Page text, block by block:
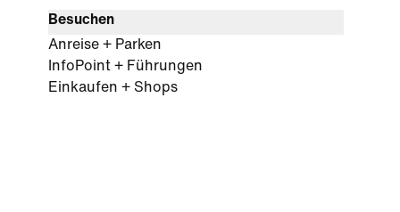
Besuchen
Anreise + Parken
InfoPoint + Führungen
Einkaufen + Shops